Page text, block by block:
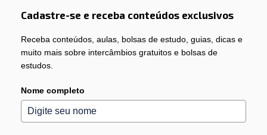
Cadastre-se e receba conteúdos exclusivos
Receba conteúdos, aulas, bolsas de estudo, guias, dicas e
muito mais sobre intercâmbios gratuitos e bolsas de
estudos.
Nome completo